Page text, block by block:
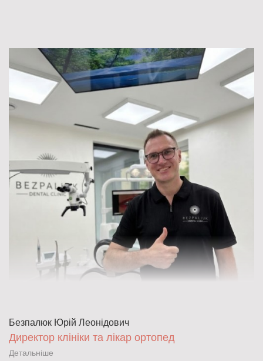
Безпалюк Юрій Леонідович
Директор клініки та лікар ортопед
Детальніше